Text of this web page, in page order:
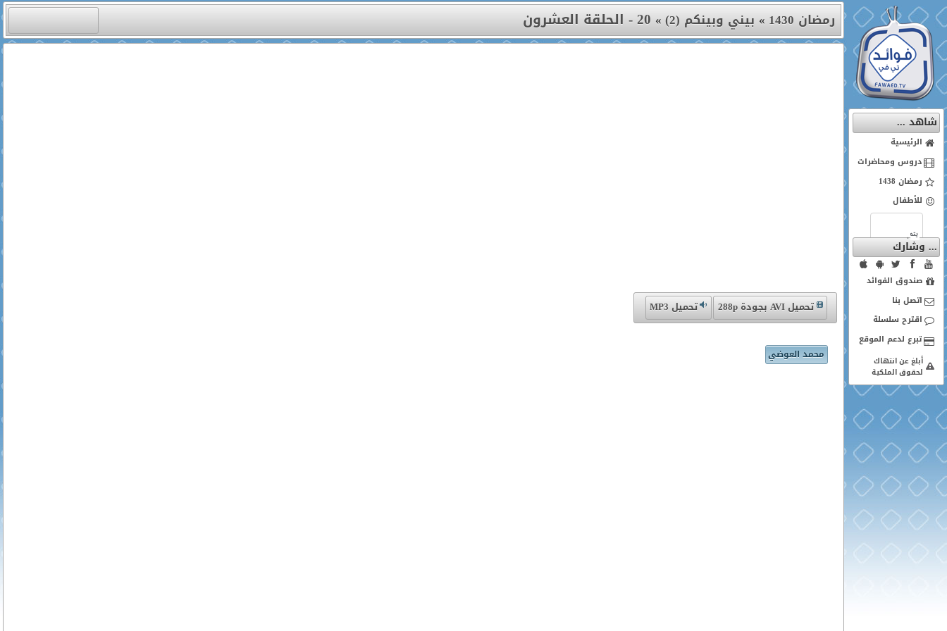
شاهد ...
الرئيسية
دروس ومحاضرات
رمضان 1438
للأطفال
... وشارك
صندوق الفوائد
اتصل بنا
اقترح سلسلة
أبلغ عن انتهاك
لحقوق الملكية
رمضان 1430 » بيني وبينكم (2) »20 - الحلقة العشرون
تحميل AVI بجودة 288p تحميل MP3
محمد العوضي